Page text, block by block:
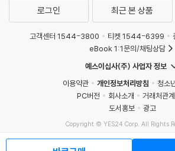
로그인 최근 본 상품
고객센터 1544-3800 티켓 1544-6399
eBook 1:1문의/채팅상담
예스이십사(주) 사업자 정보
이용약관
개인정보처리방침
청소
PC버전
회사소개
거래처관
도서홍보
광고
Copyright © YES24 Corp. All Rights